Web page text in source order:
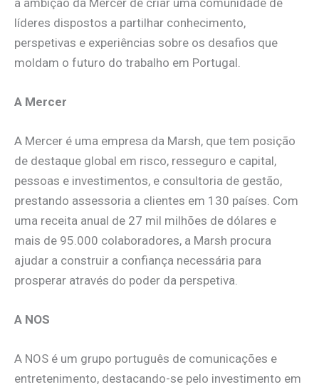
líderes dispostos a partilhar conhecimento,
perspetivas e experiências sobre os desafios que
moldam o futuro do trabalho em Portugal.
A Mercer
A Mercer é uma empresa da Marsh, que tem posição
de destaque global em risco, resseguro e capital,
pessoas e investimentos, e consultoria de gestão,
prestando assessoria a clientes em 130 países. Com
uma receita anual de 27 mil milhões de dólares e
mais de 95.000 colaboradores, a Marsh procura
ajudar a construir a confiança necessária para
prosperar através do poder da perspetiva.
A NOS
A NOS é um grupo português de comunicações e
entretenimento, destacando-se pelo investimento em